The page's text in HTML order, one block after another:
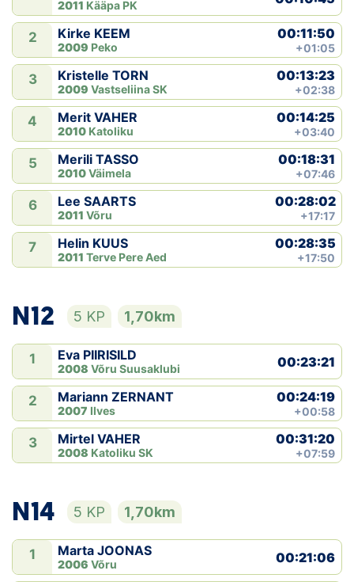
2011 Kääpa PK
2 Kirke KEEM
2009 Peko
00:11:50
+01:05
3 Kristelle TORN
2009 Vastseliina SK
00:13:23
+02:38
4 Merit VAHER
2010 Katoliku
00:14:25
+03:40
5 Merili TASSO
2010Väimela
00:18:31
+07:46
6 Lee SAARTS
2011 Võru
00:28:02
+17:17
7 Helin KUUS
2011 Terve Pere Aed
00:28:35
+17:50
N12 5 KP 1,70km
1 Eva PIIRISILD
2008 Võru Suusaklubi 00:23:21
2 Mariann ZERNANT
2007 Ilves
00:24:19
+00:58
3 Mirtel VAHER
2008 Katoliku SK
00:31:20
+07:59
N14 5 KP 1,70km
1 Marta JOONAS
2006 Võru 00:21:06